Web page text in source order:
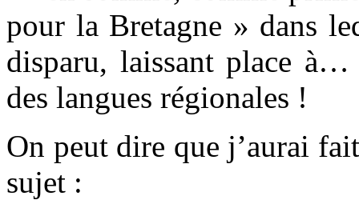
pour la Bretagne » dans
disparu, laissant place
des langues régionales !
On peut dire que j’aurai
sujet :